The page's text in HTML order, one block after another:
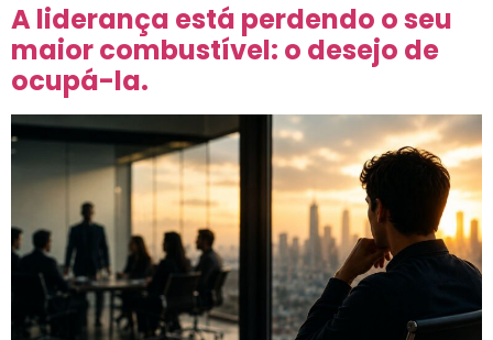
A liderança está perdendo o seu
maior combustível: o desejo de
ocupá-la.